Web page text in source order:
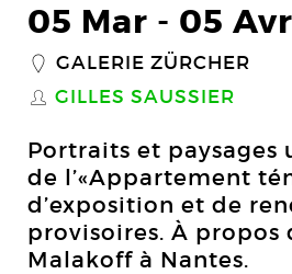
05 Mar - 05
_ GALERIE ZÜRCHER
S GILLES SAUSSIER
Portraits et paysages
de l’«Appartement
d’exposition et de
provisoires. À propos
Malakoff à Nantes.